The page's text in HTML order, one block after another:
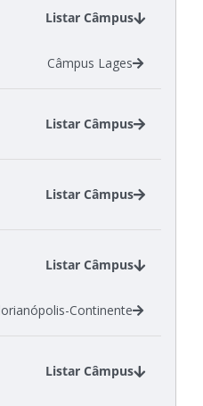
Câmpus Florianópolis
Listar Câmpus
Câmpus Lages
Listar Câmpus
Câmpus Itajaí
Listar Câmpus
do Sul - Centro
Listar Câmpus
Continente
Listar Câmpus